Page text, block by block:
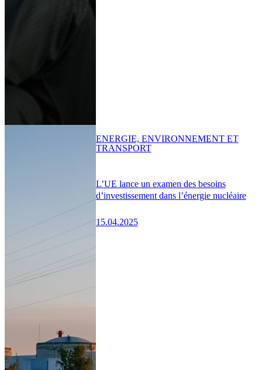
L’UE lance un examen des besoins
d’investissement dans l’énergie nucléaire
15.04.2025
ENERGIE, ENVIRONNEMENT ET
TRANSPORT